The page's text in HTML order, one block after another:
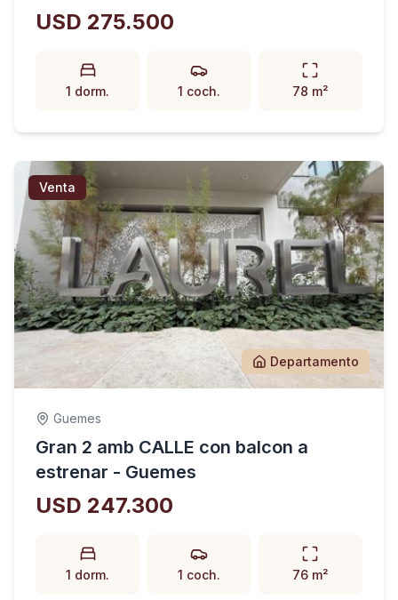
USD 275.500
1 dorm. 1 coch. 78 m²
Venta
Departamento
Guemes
Gran 2 amb CALLE con balcon a
estrenar - Guemes
USD 247.300
1 dorm. 1 coch. 76 m²